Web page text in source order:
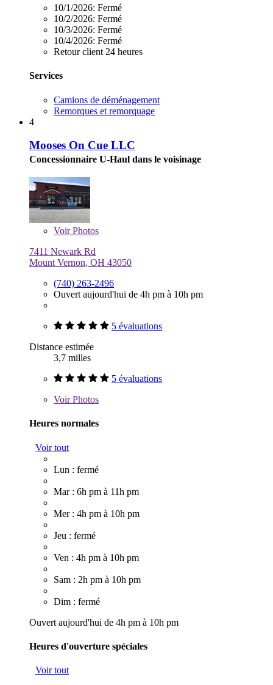
10/1/2026: Fermé
10/2/2026: Fermé
10/3/2026: Fermé
10/4/2026: Fermé
Retour client 24 heures
Services
Camions de déménagement
Remorques et remorquage
4
Mooses On Cue LLC
Concessionnaire U-Haul dans le voisinage
VoirPhotos
7411 Newark Rd
Mount Vernon, OH 43050
(740) 263-2496
Ouvert aujourd'hui de 4h pm à 10h pm
5 évaluations
Distance estimée
3,7 milles
5 évaluations
VoirPhotos
Heures normales
Voir tout
Lun : fermé
Mar : 6h pm à 11h pm
Mer : 4h pm à 10h pm
Jeu : fermé
Ven : 4h pm à 10h pm
Sam : 2h pm à 10h pm
Dim : fermé
Ouvert aujourd'hui de 4h pm à 10h pm
Heures d'ouverture spéciales
Voir tout